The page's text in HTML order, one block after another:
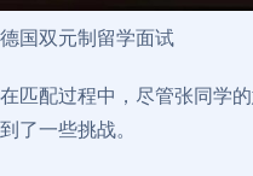
德国双元制留学面试
在匹配过程中，尽管张同学
到了一些挑战。